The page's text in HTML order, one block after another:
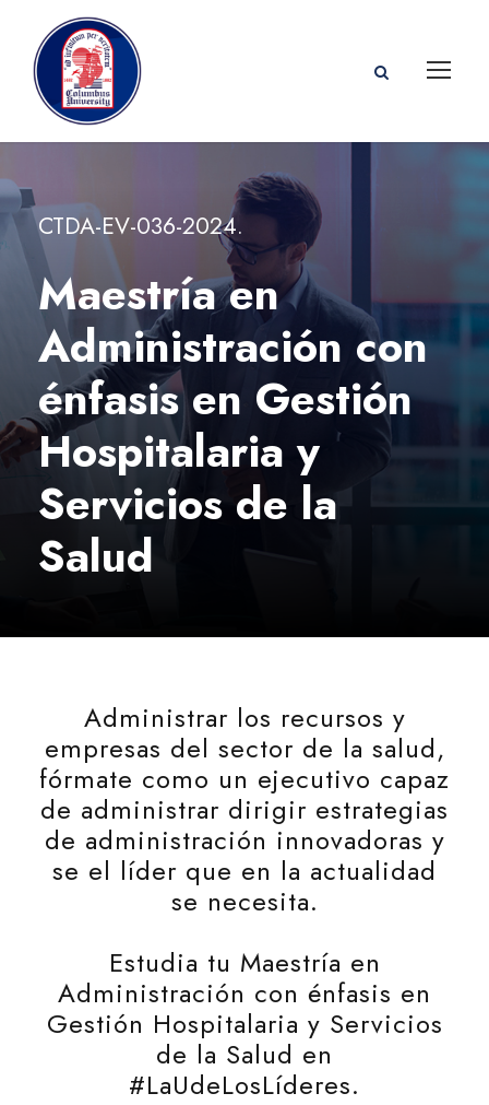
CTDA-EV-036-2024.
Maestría en
Administración con
énfasis en Gestión
Hospitalaria y
Servicios de la
Salud
Administrar los recursos y
empresas del sector de la salud,
fórmate como un ejecutivo capaz
de administrar dirigir estrategias
de administración innovadoras y
se el líder que en la actualidad
se necesita.
Estudia tu Maestría en
Administración con énfasis en
Gestión Hospitalaria y Servicios
de la Salud en
#LaUdeLosLíderes.